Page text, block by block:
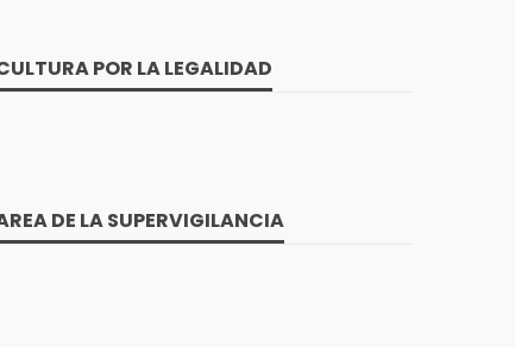
POR LA LEGALIDAD
DE LA SUPERVIGILANCIA